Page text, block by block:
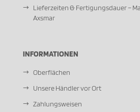
Lieferzeiten & Fertigungsdauer –
Axsmar
INFORMATIONEN
Oberflächen
Unsere Händler vor Ort
Zahlungsweisen